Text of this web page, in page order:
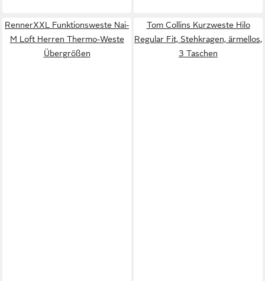
RennerXXL Funktionsweste Nai-
M Loft Herren Thermo-Weste
Übergrößen
Tom Collins Kurzweste Hilo
Regular Fit, Stehkragen, ärmellos,
3 Taschen